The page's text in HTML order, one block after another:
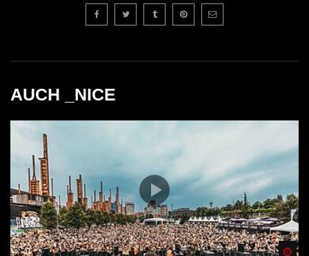
Streaming nicht gerade viel verdienen, sie am besten
direkt unterstützen. Viele Künstler haben die
unterstützen. Definitiv solltest Du Auftritte besuchen
Tracks auf Vinyl!
AUCH _NICE